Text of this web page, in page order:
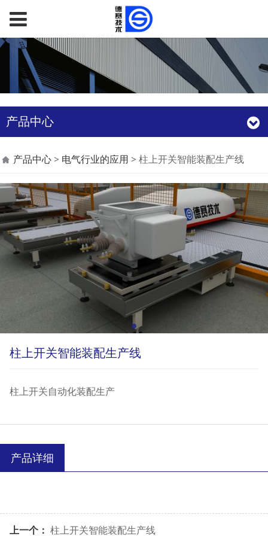
产品中心
柱上开关智能装配生产
线
产品中心> 电气行业的应用 > 柱上开关智能装配生产线
柱上开关智能装配生产线
柱上开关自动化装配生产
产品详细
上一个： 柱上开关智能装配生产线